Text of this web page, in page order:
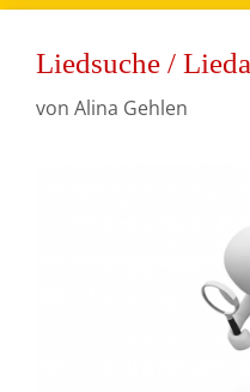
Liedsuche /
von Alina Gehlen